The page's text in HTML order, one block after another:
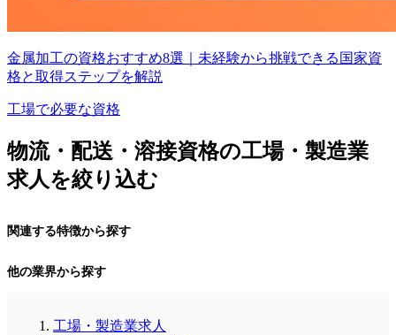
金属加工の資格おすすめ8選｜未経験から挑戦できる国家資
格と取得ステップを解説
工場で必要な資格
物流・配送・溶接資格の工場・製造業
求人を絞り込む
関連する特徴から探す
他の業界から探す
工場・製造業求人